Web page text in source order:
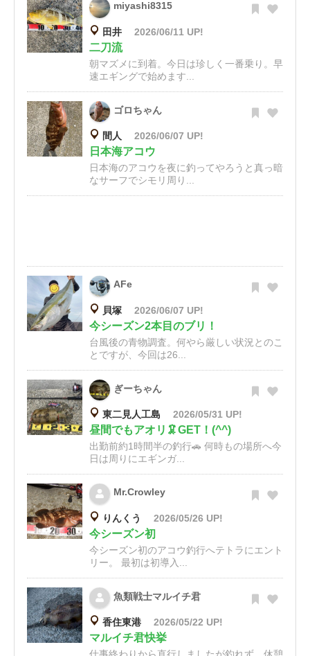
miyashi8315
田井 2026/06/11 UP!
二刀流
朝マズメに到着。今日は珍しく一番乗り。早
速エギングで始めます...
ゴロちゃん
間人 2026/06/07 UP!
日本海アコウ
日本海のアコウを夜に釣ってやろうと真っ暗
なサーフでシモリ周り...
AFe
貝塚 2026/06/07 UP!
今シーズン2本目のブリ！
台風後の青物調査。何やら厳しい状況とのこ
とですが、今回は26...
ぎーちゃん
東二見人工島 2026/05/31 UP!
昼間でもアオリ🦑GET！(^^)
出勤前約1時間半の釣行🚗 何時もの場所へ今
日は周りにエギンガ...
Mr.Crowley
りんくう 2026/05/26 UP!
今シーズン初
今シーズン初のアコウ釣行へテトラにエント
リー。 最初は初導入...
魚類戦士マルイチ君
香住東港 2026/05/22 UP!
マルイチ君快挙